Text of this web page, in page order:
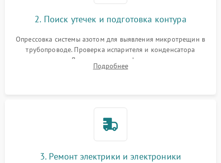
2. Поиск утечек и подготовка контура
Опрессовка системы азотом для выявления микротрещин в
трубопроводе. Проверка испарителя и конденсатора
течеискателем. Демонтаж старого фильтра-осушителя и
продувка капиллярной трубки для устранения засоров.
Подробнее
3. Ремонт электрики и электроники